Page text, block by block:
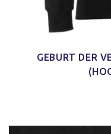
GEBURT DER